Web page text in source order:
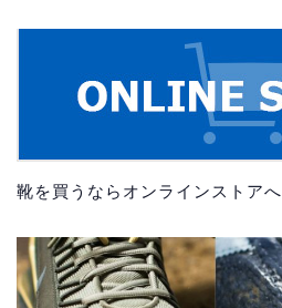
靴を買うならオンラインストアへ